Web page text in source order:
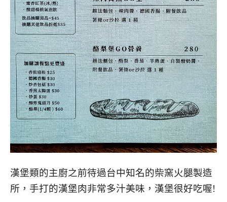
漢堡類的主廚之前待過台中知名的柴窯火腿製造
所，手打的漢堡肉非常多汁美味，漢堡很好吃喔!